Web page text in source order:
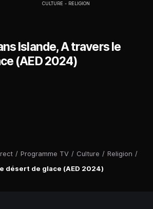
/ Programme TV / Culture / Religion /
désert de glace (AED 2024)
CULTURE RELIGION
Islande, A travers le
(AED 2024)